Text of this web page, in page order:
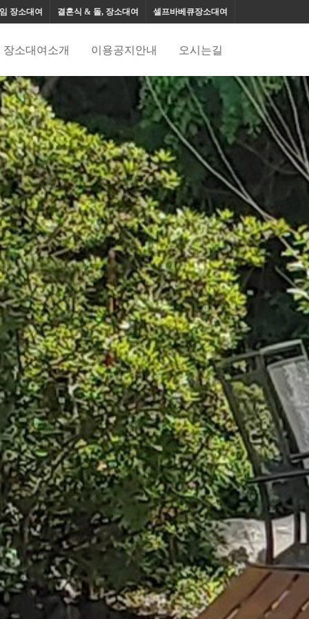
셀프바베큐장,장소대여,뒤풀이장소,스몰웨딩
셀프바베큐장소대여
결혼식 & 돌, 장소대여
장소대여
장소대여소개 이용공지안내 오시는길